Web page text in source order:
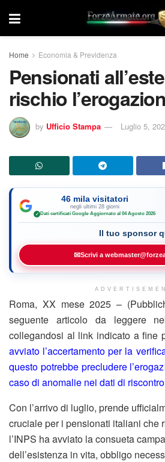
Home Economia & Previdenza
Pensionati
rischio
by Ufficio Stampa Luglio 5,
46 mila visitatori
negli ultimi 28 giorni
✓ Dati certificati Google·Aggiornato al 04 Agosto 2026
Il tuo sponsor
✉Scrivi a
Roma, XX mese 2025 –
seguente articolo da leggere
collegandosi al link indicato a fine
avviato l’accertamento per la
questo potrebbe precludere
caso di anomalie nei dati di
Con l’arrivo di luglio, prende
cruciale per i pensionati italiani che
l’INPS ha avviato la consueta
dell’esistenza in vita, obbligo